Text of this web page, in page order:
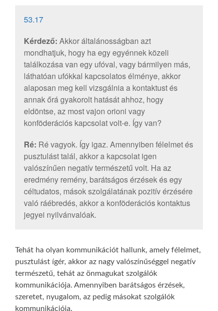
53.17
Kérdező: Akkor általánosságban azt
mondhatjuk, hogy ha egy egyénnek közeli
találkozása van egy ufóval, vagy bármilyen más,
láthatóan ufókkal kapcsolatos élménye, akkor
alaposan meg kell vizsgálnia a kontaktust és
annak őrá gyakorolt hatását ahhoz, hogy
eldöntse, az most vajon orioni vagy
konföderációs kapcsolat volt-e. Így van?
Ré: Ré vagyok. Így igaz. Amennyiben félelmet és
pusztulást talál, akkor a kapcsolat igen
valószínűen negatív természetű volt. Ha az
eredmény remény, barátságos érzések és egy
céltudatos, mások szolgálatának pozitív érzésére
való ráébredés, akkor a konföderációs kontaktus
jegyei nyilvánvalóak.
Tehát ha olyan kommunikációt hallunk, amely félelmet,
pusztulást ígér, akkor az nagy valószínűséggel negatív
természetű, tehát az önmagukat szolgálók
kommunikációja. Amennyiben barátságos érzések,
szeretet, nyugalom, az pedig másokat szolgálók
kommunikációja.